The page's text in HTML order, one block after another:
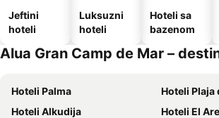
Jeftini
hoteli
Luksuzni
hoteli
Hoteli sa
bazenom
Alua Gran Camp de Mar –
Hoteli Palma
Hoteli Plaja
Hoteli Alkudija
Hoteli El